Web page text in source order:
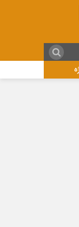
شد+تصویر